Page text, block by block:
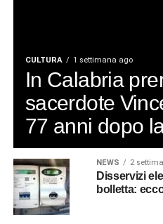
CULTURA 1 settimana ago
In Calabria
sacerdote
77 anni dopo
NEWS 2
Disservizi
bolletta: